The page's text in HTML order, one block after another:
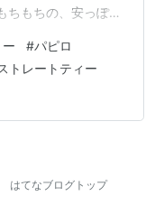
ちもちの、安っぽい
、三本指に入るく
きます、本当に美
マルツベ
ロ』をもらいまし
#パピロ
トレートティー
はてなブログトップ